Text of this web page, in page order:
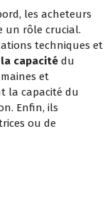
les acheteurs
un rôle crucial.
techniques et
capacité du
et
la capacité du
Enfin, ils
ou de